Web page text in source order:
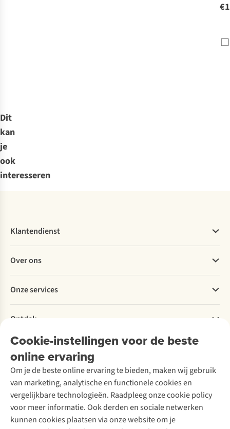
Dit
kan
je
ook
interesseren
Cookie-instellingen voor de beste
online ervaring
Om je de beste online ervaring te bieden, maken wij gebruik
van marketing, analytische en functionele cookies en
vergelijkbare technologieën. Raadpleeg onze cookie policy
voor meer informatie. Ook derden en sociale netwerken
kunnen cookies plaatsen via onze website om je
Klantendienst
Bestellen
Betalen
Levering
Retourneren
Bestelling herroepen
Garantie
Contact
Over ons
Explore More
Verantwoord ondernemen
Over Ayacucho
Onze winkels
Over A.S.Adventure
Toegankelijkheidsverklaring
Onze services
Ski-onderhoud
Wasservice
Schoenonderhoud
Schoenherstelling
Kledingherstelling
Retouches
Voor bedrijven
Ontdek
A.S.Magazine
Podcast
Explore Academy
Explore Camp
Gear Check
Inspiratie & advies
Meld je aan voor de nieuwsbrief
Follow us